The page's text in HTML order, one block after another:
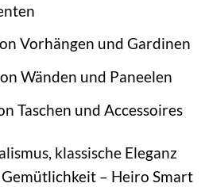
Vorhängen und Gardinen
Wänden und Paneelen
Taschen und Accessoires
klassische Eleganz
– Heiro Smart